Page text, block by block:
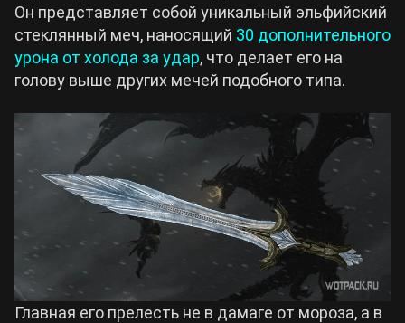
Он представляет собой уникальный эльфийский
стеклянный меч, наносящий 30 дополнительного
урона от холода за удар, что делает его на
голову выше других мечей подобного типа.
Главная его прелесть не в дамаге от мороза, а в